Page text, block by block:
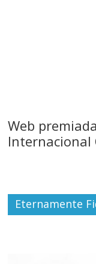
Web
Internacional
Eternamente